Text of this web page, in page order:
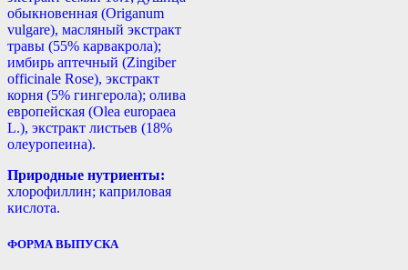
обыкновенная (Origanum
vulgare), масляный экстракт
травы (55% карвакрола);
имбирь аптечный (Zingiber
officinale Rose), экстракт
корня (5% гингерола); олива
европейская (Olea europaea
L.), экстракт листьев (18%
олеуропеина).
Природные нутриенты:
хлорофиллин; каприловая
кислота.
ФОРМА ВЫПУСКА